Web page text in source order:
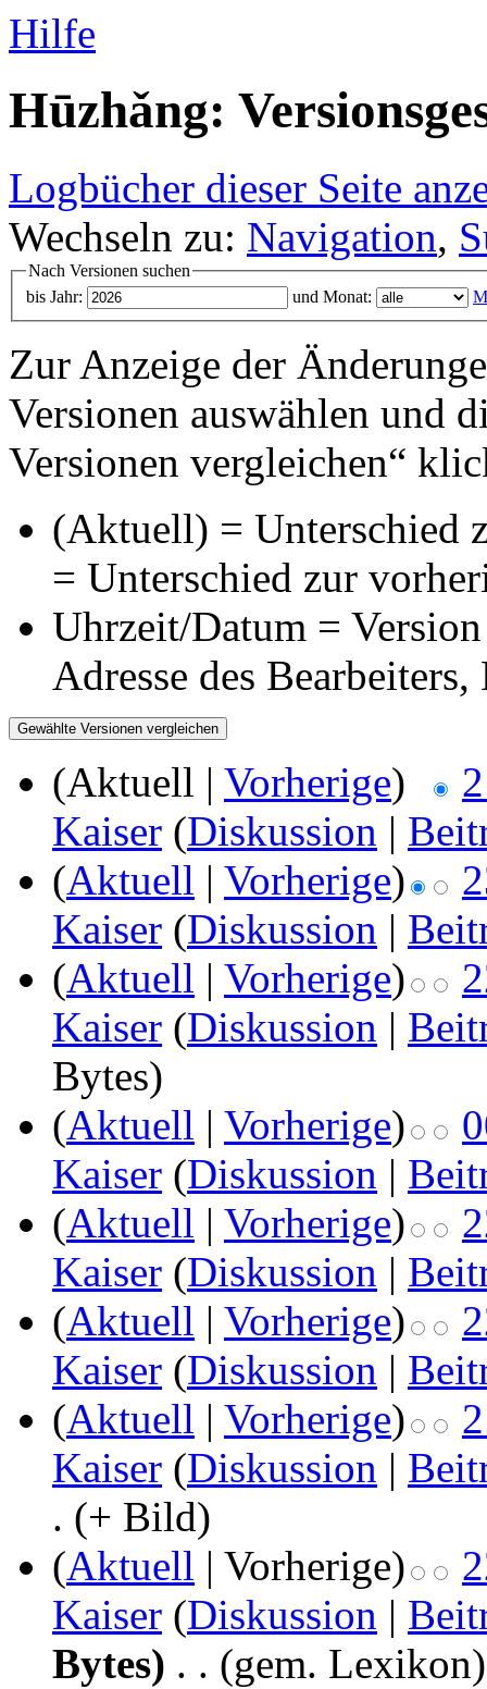
Hilfe
Hūzhǎng:
Logbücher dieser Seite
Wechseln zu: Navigation,
Nach Versionen suchen
bis Jahr:
und Monat:
Zur Anzeige der
Versionen auswählen und
Versionen vergleichen“
(Aktuell) = Unterschied
= Unterschied zur
Uhrzeit/Datum =
Adresse des
(Aktuell | Vorherige)
Kaiser (Diskussion |
(Aktuell | Vorherige)
Kaiser (Diskussion |
(Aktuell | Vorherige)
Kaiser (Diskussion |
Bytes)
(Aktuell | Vorherige)
Kaiser (Diskussion |
(Aktuell | Vorherige)
Kaiser (Diskussion |
(Aktuell | Vorherige)
Kaiser (Diskussion |
(Aktuell | Vorherige)
Kaiser (Diskussion |
. (+ Bild)
(Aktuell | Vorherige)
Kaiser (Diskussion |
Bytes) . . (gem. Lexikon)